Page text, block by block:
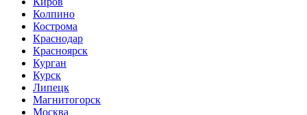
Колпино
Кострома
Краснодар
Красноярск
Курган
Курск
Липецк
Магнитогорск
Москва